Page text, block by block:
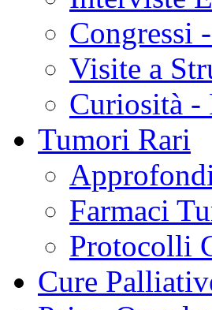
Congressi
Visite a
Curiosità -
Tumori Rari
Farmaci
Protocolli
Cure